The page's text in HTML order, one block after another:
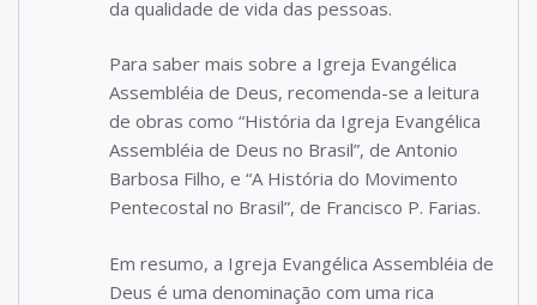
da qualidade de vida das pessoas.
Para saber mais sobre a Igreja Evangélica
Assembléia de Deus, recomenda-se a leitura
de obras como “História da Igreja Evangélica
Assembléia de Deus no Brasil”, de Antonio
Barbosa Filho, e “A História do Movimento
Pentecostal no Brasil”, de Francisco P. Farias.
Em resumo, a Igreja Evangélica Assembléia de
Deus é uma denominação com uma rica